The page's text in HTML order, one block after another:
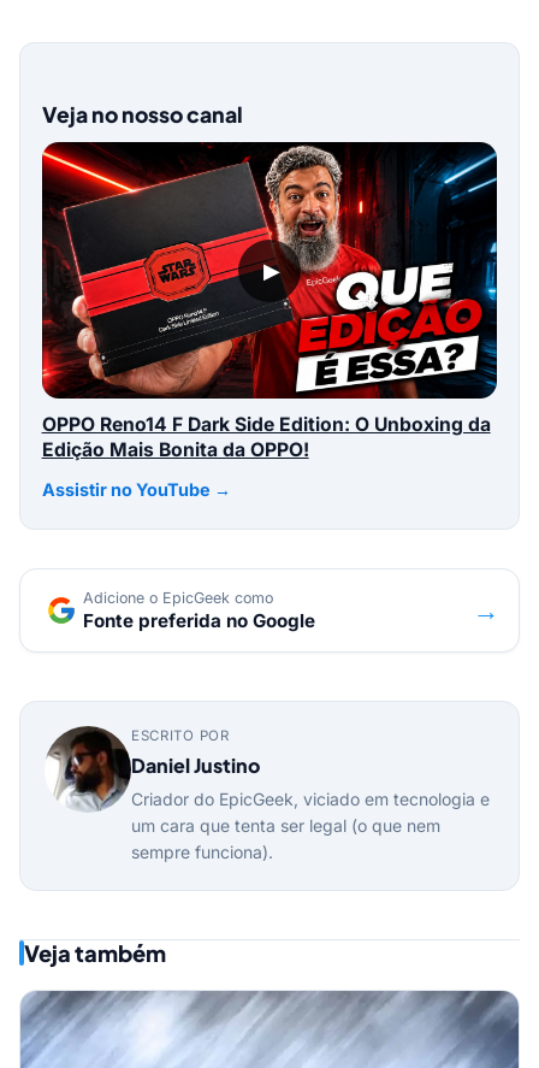
Veja no nosso canal
▶
OPPO Reno14 F Dark Side Edition: O Unboxing da
Edição Mais Bonita da OPPO!
Assistir no YouTube →
Adicione o EpicGeek como
Fonte preferida no Google →
ESCRITO POR
Daniel Justino
Criador do EpicGeek, viciado em tecnologia e
um cara que tenta ser legal (o que nem
sempre funciona).
Veja também